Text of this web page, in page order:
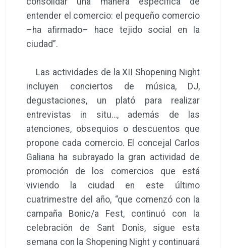
entender el comercio: el pequeño comercio
–ha afirmado– hace tejido social en la
ciudad”.
Las actividades de la XII Shopening Night
incluyen conciertos de música, DJ,
degustaciones, un plató para realizar
entrevistas in situ…, además de las
atenciones, obsequios o descuentos que
propone cada comercio. El concejal Carlos
Galiana ha subrayado la gran actividad de
promoción de los comercios que está
viviendo la ciudad en este último
cuatrimestre del año, “que comenzó con la
campaña Bonic/a Fest, continuó con la
celebración de Sant Donís, sigue esta
semana con la Shopening Night y continuará